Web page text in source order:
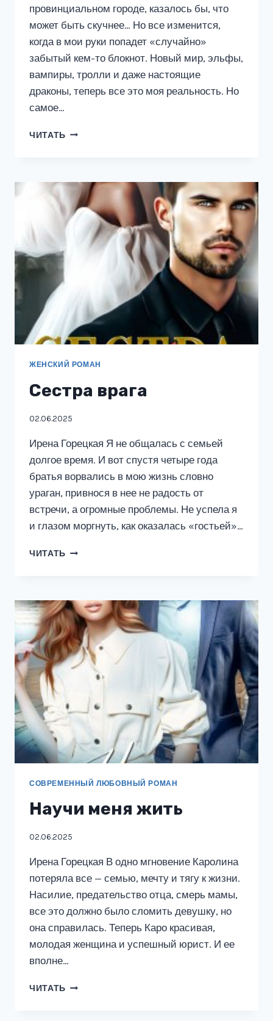
провинциальном городе, казалось бы, что
может быть скучнее… Но все изменится,
когда в мои руки попадет «случайно»
забытый кем-то блокнот. Новый мир, эльфы,
вампиры, тролли и даже настоящие
драконы, теперь все это моя реальность. Но
самое…
ЧИТАТЬ ИСТОРИЯ
ЖЕНСКИЙ РОМАН
Сестра врага
02.06.2025
Ирена Горецкая Я не общалась с семьей
долгое время. И вот спустя четыре года
братья ворвались в мою жизнь словно
ураган, привнося в нее не радость от
встречи, а огромные проблемы. Не успела я
и глазом моргнуть, как оказалась «гостьей»…
ЧИТАТЬ СЕСТРА
СОВРЕМЕННЫЙ ЛЮБОВНЫЙ РОМАН
Научи меня жить
02.06.2025
Ирена Горецкая В одно мгновение Каролина
потеряла все — семью, мечту и тягу к жизни.
Насилие, предательство отца, смерь мамы,
все это должно было сломить девушку, но
она справилась. Теперь Каро красивая,
молодая женщина и успешный юрист. И ее
вполне…
ЧИТАТЬ НАУЧИ